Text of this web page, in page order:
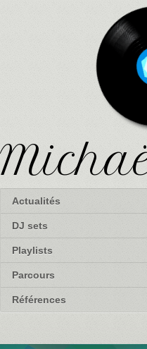
Actualités
DJ sets
Playlists
Parcours
Références